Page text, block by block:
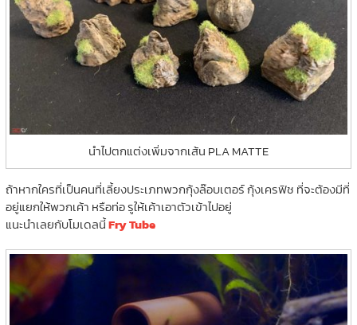
นำไปตกแต่งเพิ่มจากเส้น PLA MATTE
ถ้าหากใครที่เป็นคนที่เลี้ยงประเภทพวกกุ้งล๊อบเตอร์ กุ้งเครฟิช ที่จะต้องมีที่
อยู่แยกให้พวกเค้า หรือท่อ รูให้เค้าเอาตัวเข้าไปอยู่
แนะนำเลยกับโมเดลนี้Fry Tube